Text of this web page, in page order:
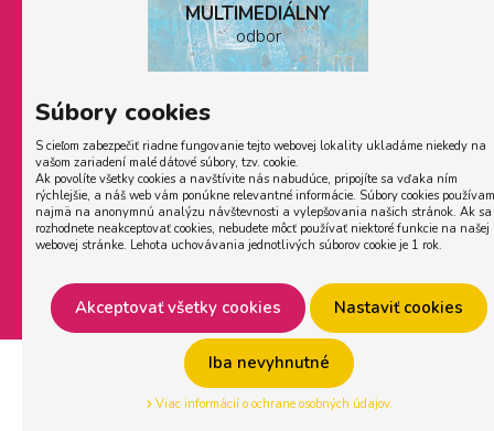
MULTIMEDIÁLNY
odbor
Prerušenie štúdia
Zmeniť nastavenie cookies
Copyright © 2025,creative solution
Súbory cookies
S cieľom zabezpečiť riadne fungovanie tejto webovej lokality ukladáme niekedy na
vašom zariadení malé dátové súbory, tzv. cookie.
Ak povolíte všetky cookies a navštívite nás nabudúce, pripojíte sa vďaka ním
rýchlejšie, a náš web vám ponúkne relevantné informácie. Súbory cookies
najmä na anonymnú analýzu návštevnosti a vylepšovania našich stránok. Ak sa
rozhodnete neakceptovať cookies, nebudete môcť používať niektoré funkcie na našej
webovej stránke. Lehota uchovávania jednotlivých súborov cookie je 1 rok.
Akceptovať všetky cookies Nastaviť cookies
Iba nevyhnutné
Viac informácií o ochrane osobných údajov.